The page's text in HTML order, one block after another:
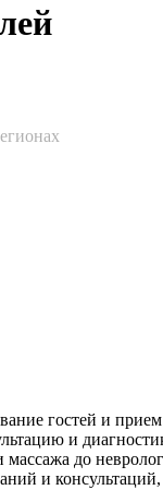
гостей и
и
до
и консультаций,